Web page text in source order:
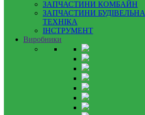
ЗАПЧАСТИНИ КОМБАЙН
ЗАПЧАСТИНИ БУДІВЕЛЬНА
ТЕХНІКА
ІНСТРУМЕНТ
Виробники